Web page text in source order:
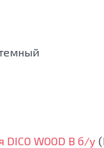
WOOD B б/у